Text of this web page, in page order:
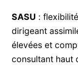
SASU :
dirigeant
élevées et
consultant haut